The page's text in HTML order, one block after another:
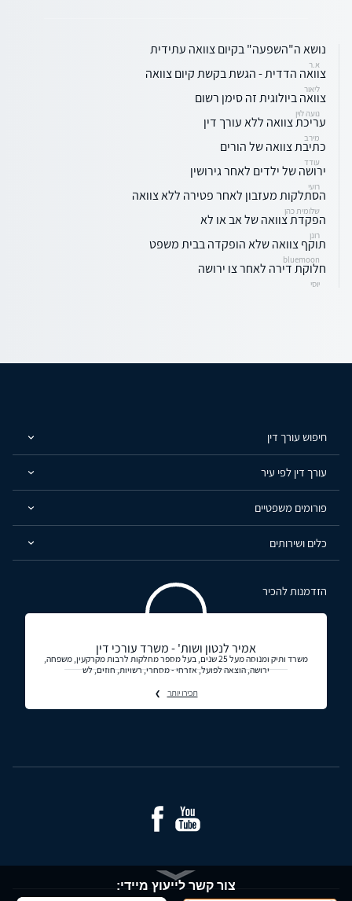
נושא ה"השפעה" בקיום צוואה עתידית
א.ר
צוואה הדדית - הגשת בקשת קיום צוואה
ליאור
צוואה ביולוגית זה סימן רשום
נועה לוין
עריכת צוואה ללא עורך דין
מירב
כתיבת צוואה של הורים
עודד
ירושה של ילדים לאחר גירושין
רועי
הסתלקות מעזבון לאחר פטירה ללא צוואה
שלומית כהן
הפקדת צוואה של אב או לא
רונן
תוקף צוואה שלא הופקדה בבית משפט
bluemoon
חלוקת דירה לאחר צו ירושה
יוסי
חיפוש עורך דין
עורך דין לפי עיר
פורומים משפטיים
כלים ושירותים
הזדמנות להכיר
אמיר לנטון ושות' - משרד עורכי דין
משרד ותיק ומנוסה מעל 25 שנים, בעל מספר מחלקות לרבות מקרקעין, משפחה,
ירושה, הוצאה לפועל, אזרחי - מסחרי, רשויות, חוזים, לש
תכירו יותר
צור קשר לייעוץ מיידי: